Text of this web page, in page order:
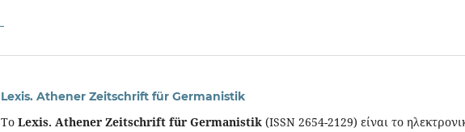
Lexis. Athener Zeitschrift für Germanistik
To Lexis. Athener Zeitschrift für Germanistik (ISSN 2654-2129) είναι το